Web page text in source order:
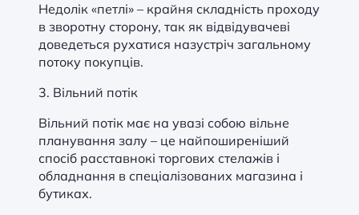
Недолік «петлі» – крайня складність проходу
в зворотну сторону, так як відвідувачеві
доведеться рухатися назустріч загальному
потоку покупців.
3. Вільний потік
Вільний потік має на увазі собою вільне
планування залу – це найпоширеніший
спосіб расставнокі торгових стелажів і
обладнання в спеціалізованих магазина і
бутиках.